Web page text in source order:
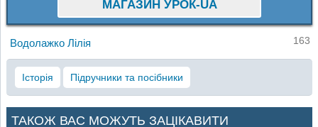
МАГАЗИН УРОК-UA
Водолажко Лілія 163
Історія Підручники та посібники
ТАКОЖ ВАС МОЖУТЬ ЗАЦІКАВИТИ